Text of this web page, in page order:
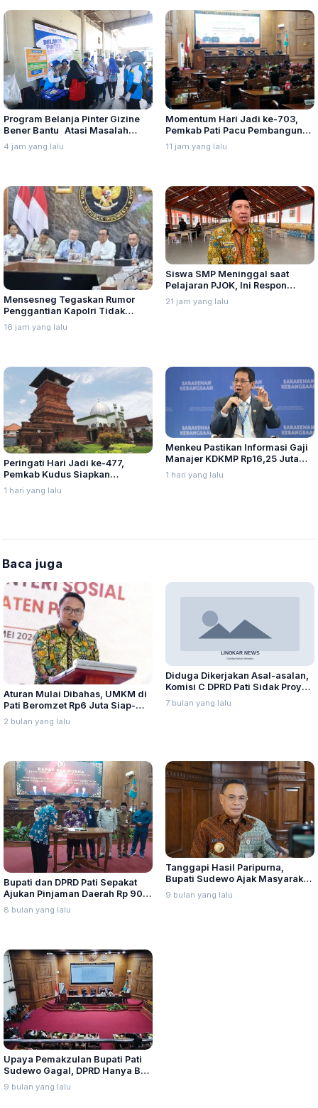
Program Belanja Pinter Gizine
Bener Bantu Atasi Masalah
Stunting di Kudus
4 jam yang lalu
Momentum Hari Jadi ke-703,
Pemkab Pati Pacu Pembangunan
Daerah
11 jam yang lalu
Mensesneg Tegaskan Rumor
Penggantian Kapolri Tidak
Benar
16 jam yang lalu
Siswa SMP Meninggal saat
Pelajaran PJOK, Ini Respon
Dindikpora Rembang
21 jam yang lalu
Peringati Hari Jadi ke-477,
Pemkab Kudus Siapkan
Anggaran Rp3,9 Miliar
1 hari yang lalu
Menkeu Pastikan Informasi Gaji
Manajer KDKMP Rp16,25 Juta
Tidak Benar
1 hari yang lalu
Baca juga
Aturan Mulai Dibahas, UMKM di
Pati Beromzet Rp6 Juta Siap-
Siap Kena Pajak
2 bulan yang lalu
Diduga Dikerjakan Asal-asalan,
Komisi C DPRD Pati Sidak Proyek
Talud di Dukuhseti
7 bulan yang lalu
Bupati dan DPRD Pati Sepakat
Ajukan Pinjaman Daerah Rp 90
Miliar
8 bulan yang lalu
Tanggapi Hasil Paripurna,
Bupati Sudewo Ajak Masyarakat
Kembali Bersatu
9 bulan yang lalu
Upaya Pemakzulan Bupati Pati
Sudewo Gagal, DPRD Hanya Beri
Rekomendasi Perbaikan Kinerja
9 bulan yang lalu